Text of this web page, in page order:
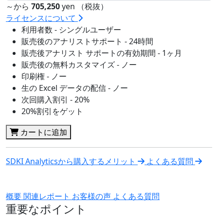
～から 705,250yen （税抜）
ライセンスについて
利用者数 - シングルユーザー
販売後のアナリストサポート - 24時間
販売後アナリスト サポートの有効期間 - 1ヶ月
販売後の無料カスタマイズ - ノー
印刷権 - ノー
生の Excel データの配信 - ノー
次回購入割引 - 20%
20%割引をゲット
カートに追加
SDKI Analyticsから購入するメリット よくある質問
概要関連レポート お客様の声 よくある質問
重要なポイント